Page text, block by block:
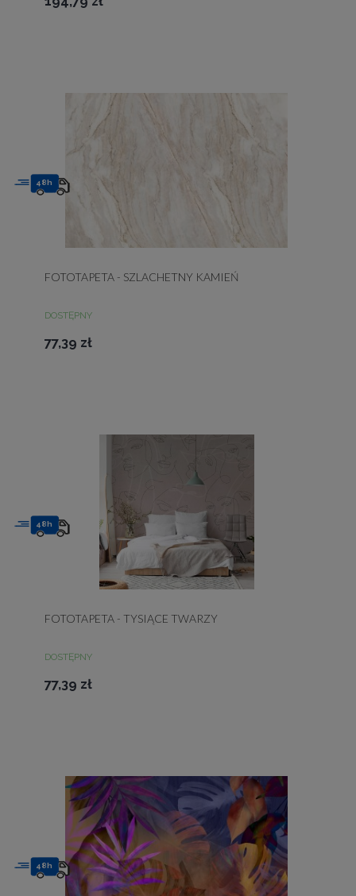
FOTOTAPETA - SZLACHETNY KAMIEŃ
DOSTĘPNY
77,39 zł
48h
FOTOTAPETA - TYSIĄCE TWARZY
DOSTĘPNY
77,39 zł
48h
48h